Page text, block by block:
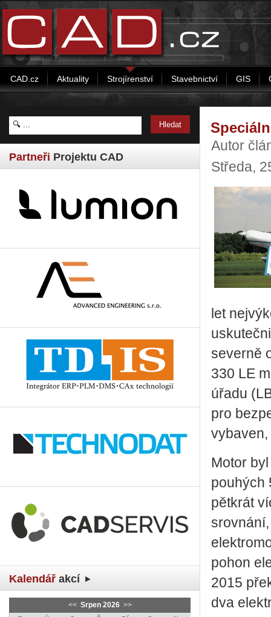
CAD.cz Aktuality Strojírenství Stavebnictví GIS
Partneři Projektu CAD
Kalendář akcí
<< Srpen 2026 >>
Autor
Středa,
let
severně
330 LE
úřadu
pro
Motor
pouhých
pětkrát
pohon
2015
dva